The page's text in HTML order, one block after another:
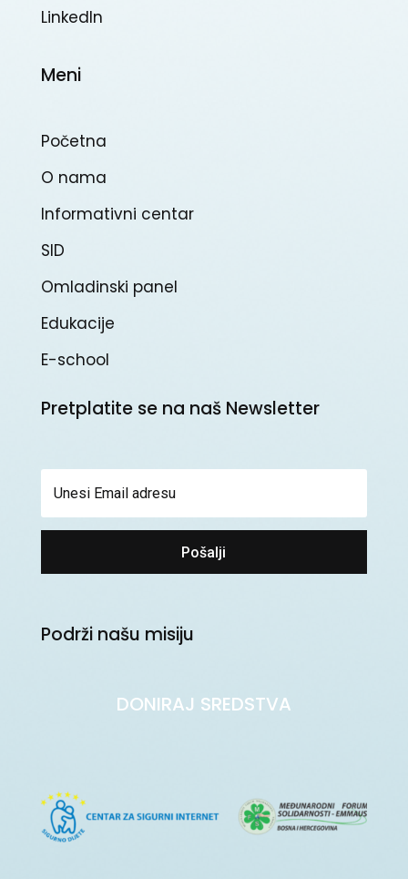
Linkedln
Meni
Početna
O nama
Informativni centar
SID
Omladinski panel
Edukacije
E-school
Pretplatite se na naš Newsletter
Pošalji
Podrži našu misiju
DONIRAJ SREDSTVA